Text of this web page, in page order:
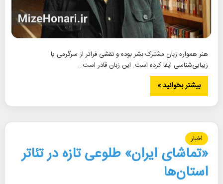
هنر همواره زبان مشترک بشر بوده و نقشی فراتر از سرگرمی یا
زیبایی‌شناسی ایفا کرده است. این زبان قادر است…
بیشتر بخوانید »
اخبار
«تماشای ایران» طلوعی تازه در تئاتر
استان‌ها